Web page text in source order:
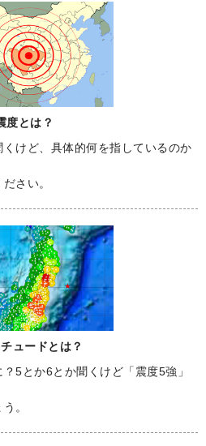
度とは？
くけど、具体的何を指しているのか
さい。
ュードとは？
5とか6とか聞くけど「震度5強」
。